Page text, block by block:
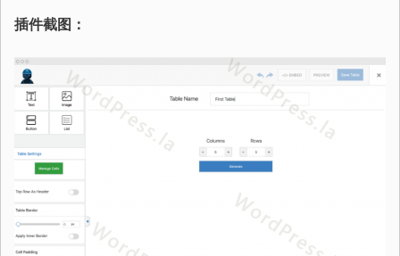
插件截图：